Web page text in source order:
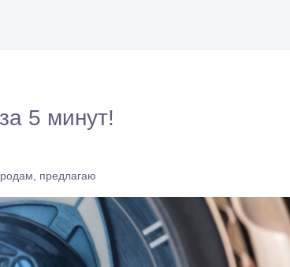
5 минут!
предлагаю